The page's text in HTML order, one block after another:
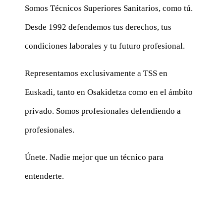
Somos Técnicos Superiores Sanitarios, como tú.
Desde 1992 defendemos tus derechos, tus
condiciones laborales y tu futuro profesional.
Representamos exclusivamente a TSS en
Euskadi, tanto en Osakidetza como en el ámbito
privado. Somos profesionales defendiendo a
profesionales.
Únete. Nadie mejor que un técnico para
entenderte.